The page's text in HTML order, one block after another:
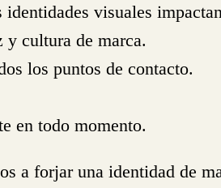
identidades visuales
cultura de marca.
los puntos de contacto.
en todo momento.
a forjar una identidad de